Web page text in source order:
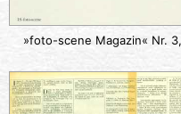
»foto-scene Magazin« Nr.